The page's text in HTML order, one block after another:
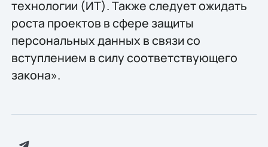
технологии (ИТ). Также следует ожидать
роста проектов в сфере защиты
персональных данных в связи со
вступлением в силу соответствующего
закона».